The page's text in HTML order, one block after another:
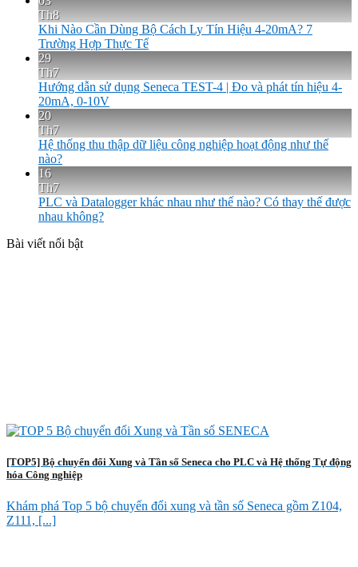
Th8
Khi Nào Cần Dùng Bộ Cách Ly Tín Hiệu 4-20mA? 7
Trường Hợp Thực Tế
29
Th7
Hướng dẫn sử dụng Seneca TEST-4 | Đo và phát tín hiệu 4-
20mA, 0-10V
20
Th7
Hệ thống thu thập dữ liệu công nghiệp hoạt động như thế
nào?
16
Th7
PLC và Datalogger khác nhau như thế nào? Có thay thế được
nhau không?
Bài viết nổi bật
[TOP5] Bộ chuyển đổi Xung và Tần số Seneca cho PLC và Hệ thống Tự động
hóa Công nghiệp
Khám phá Top 5 bộ chuyển đổi xung và tần số Seneca gồm Z104,
Z111, [...]